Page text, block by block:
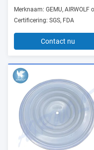
GEMU Diafragma-kleppen
Certificering: SGS, FDA
Contact nu